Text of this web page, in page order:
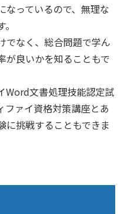
なっているので、無理な
でなく、総合問題で学ん
が良いかを知ることもで
Word文書処理技能認定試
ファイ資格対策講座とあ
に挑戦することもできま